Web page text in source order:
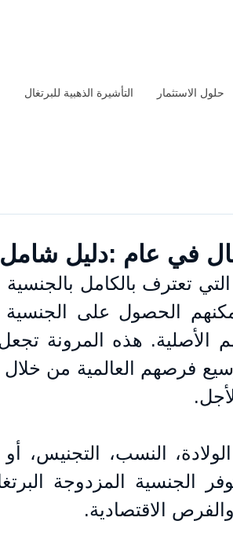
التأشيرة الذهبية للبرتغال حلول الاستثمار
في عام :دليل شامل
الاقتصادية.